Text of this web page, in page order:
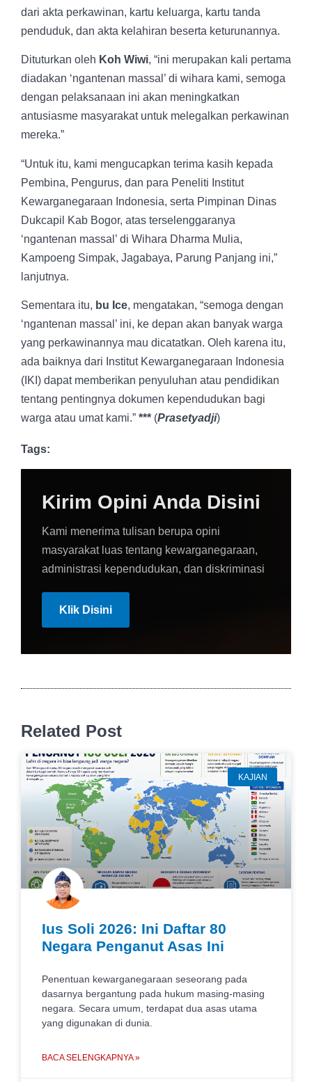
dari akta perkawinan, kartu keluarga, kartu tanda
penduduk, dan akta kelahiran beserta keturunannya.
Dituturkan oleh Koh Wiwi, “ini merupakan kali pertama
diadakan ‘ngantenan massal’ di wihara kami, semoga
dengan pelaksanaan ini akan meningkatkan
antusiasme masyarakat untuk melegalkan perkawinan
mereka.”
“Untuk itu, kami mengucapkan terima kasih kepada
Pembina, Pengurus, dan para Peneliti Institut
Kewarganegaraan Indonesia, serta Pimpinan Dinas
Dukcapil Kab Bogor, atas terselenggaranya
‘ngantenan massal’ di Wihara Dharma Mulia,
Kampoeng Simpak, Jagabaya, Parung Panjang ini,”
lanjutnya.
Sementara itu, bu Ice, mengatakan, “semoga dengan
‘ngantenan massal’ ini, ke depan akan banyak warga
yang perkawinannya mau dicatatkan. Oleh karena itu,
ada baiknya dari Institut Kewarganegaraan Indonesia
(IKI) dapat memberikan penyuluhan atau pendidikan
tentang pentingnya dokumen kependudukan bagi
warga atau umat kami.” *** (Prasetyadji)
Tags:
Kirim Opini Anda Disini
Kami menerima tulisan berupa opini
masyarakat luas tentang kewarganegaraan,
administrasi kependudukan, dan diskriminasi
Klik Disini
Related Post
KAJIAN
Ius Soli 2026: Ini Daftar 80
Negara Penganut Asas Ini
Penentuan kewarganegaraan seseorang pada
dasarnya bergantung pada hukum masing-masing
negara. Secara umum, terdapat dua asas utama
yang digunakan di dunia.
BACA SELENGKAPNYA »